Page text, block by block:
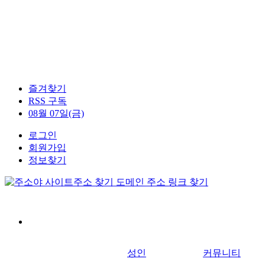
즐겨찾기
RSS 구독
08월 07일(금)
로그인
회원가입
정보찾기
성인 커뮤니티